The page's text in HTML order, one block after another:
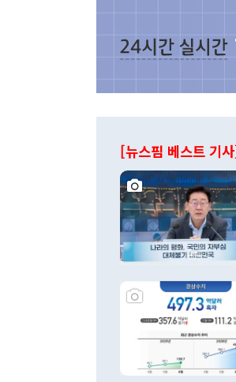
[뉴스핌 베스트 기